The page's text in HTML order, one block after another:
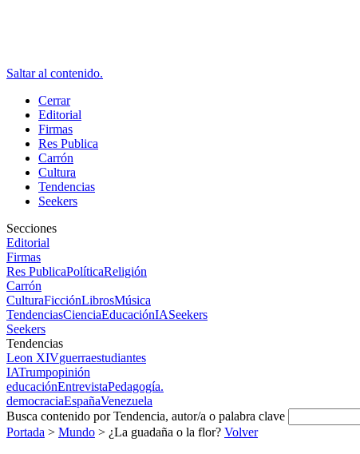
Saltar al contenido.
Cerrar
Editorial
Firmas
Res Publica
Carrón
Cultura
Tendencias
Seekers
Secciones
Editorial
Firmas
Res PublicaPolíticaReligión
Carrón
CulturaFicciónLibrosMúsica
TendenciasCienciaEducaciónIASeekers
Seekers
Tendencias
Leon XIVguerraestudiantes
IATrumpopinión
educaciónEntrevistaPedagogía.
democraciaEspañaVenezuela
Busca contenido por Tendencia, autor/a o palabra clave
Portada > Mundo > ¿La guadaña o la flor? Volver